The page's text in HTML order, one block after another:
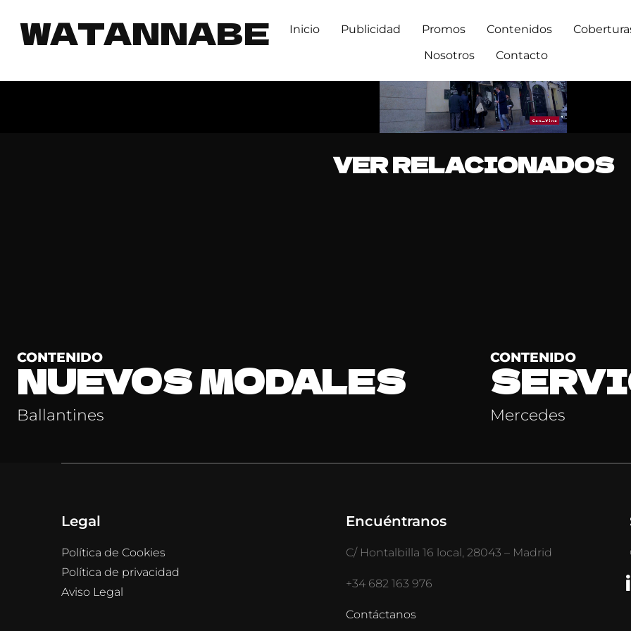
WATANNABE Inicio Publicidad Promos Contenidos
Nosotros
Contacto
VER RELACIONADOS
CONTENIDO
NUEVOS MODALES
Ballantines
CONTENIDO
Mercedes
Legal
Política de Cookies
Política de privacidad
Aviso Legal
Encuéntranos
C/ Hontalbilla 16 local, 28043 – Madrid
+34 682 163 976
Contáctanos